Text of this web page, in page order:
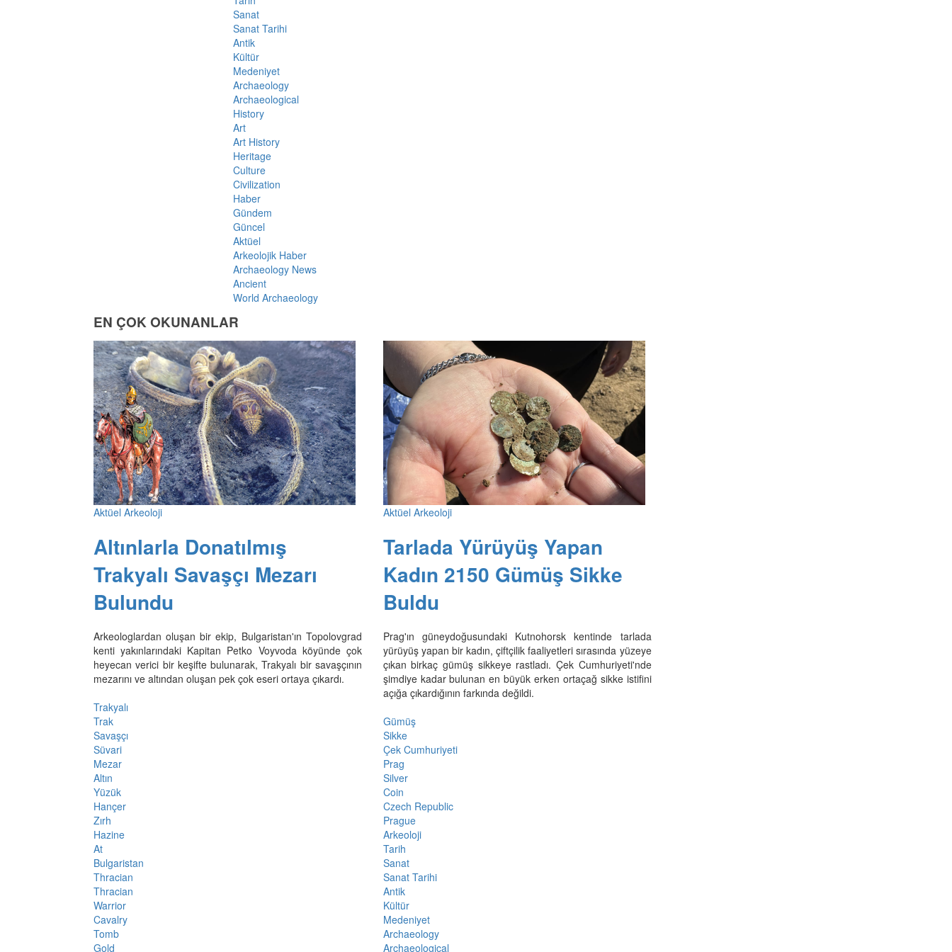
Sanat
Sanat Tarihi
Antik
Kültür
Medeniyet
Archaeology
Archaeological
History
Art
Art History
Heritage
Culture
Civilization
Haber
Gündem
Güncel
Aktüel
Arkeolojik Haber
Archaeology News
Ancient
World Archaeology
EN ÇOK OKUNANLAR
Aktüel Arkeoloji
Altınlarla Donatılmış
Trakyalı Savaşçı Mezarı
Bulundu
Arkeologlardan oluşan bir ekip, Bulgaristan'ın Topolovgrad
kenti yakınlarındaki Kapitan Petko Voyvoda köyünde çok
heyecan verici bir keşifte bulunarak, Trakyalı bir savaşçının
mezarını ve altından oluşan pek çok eseri ortaya çıkardı.
Trakyalı
Trak
Savaşçı
Süvari
Mezar
Altın
Yüzük
Hançer
Zırh
Hazine
At
Bulgaristan
Thracian
Thracian
Warrior
Cavalry
Tomb
Gold
Aktüel Arkeoloji
Tarlada Yürüyüş Yapan
Kadın 2150 Gümüş Sikke
Buldu
Prag'ın güneydoğusundaki Kutnohorsk kentinde tarlada
yürüyüş yapan bir kadın, çiftçilik faaliyetleri sırasında yüzeye
çıkan birkaç gümüş sikkeye rastladı. Çek Cumhuriyeti'nde
şimdiye kadar bulunan en büyük erken ortaçağ sikke istifini
açığa çıkardığının farkında değildi.
Gümüş
Sikke
Çek Cumhuriyeti
Prag
Silver
Coin
Czech Republic
Prague
Arkeoloji
Tarih
Sanat
Sanat Tarihi
Antik
Kültür
Medeniyet
Archaeology
Archaeological